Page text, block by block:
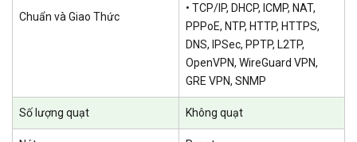
Chuẩn và Giao Thức
• TCP/IP, DHCP, ICMP, NAT,
PPPoE, NTP, HTTP, HTTPS,
DNS, IPSec, PPTP, L2TP,
OpenVPN, WireGuard VPN,
GRE VPN, SNMP
Số lượng quạt Không quạt